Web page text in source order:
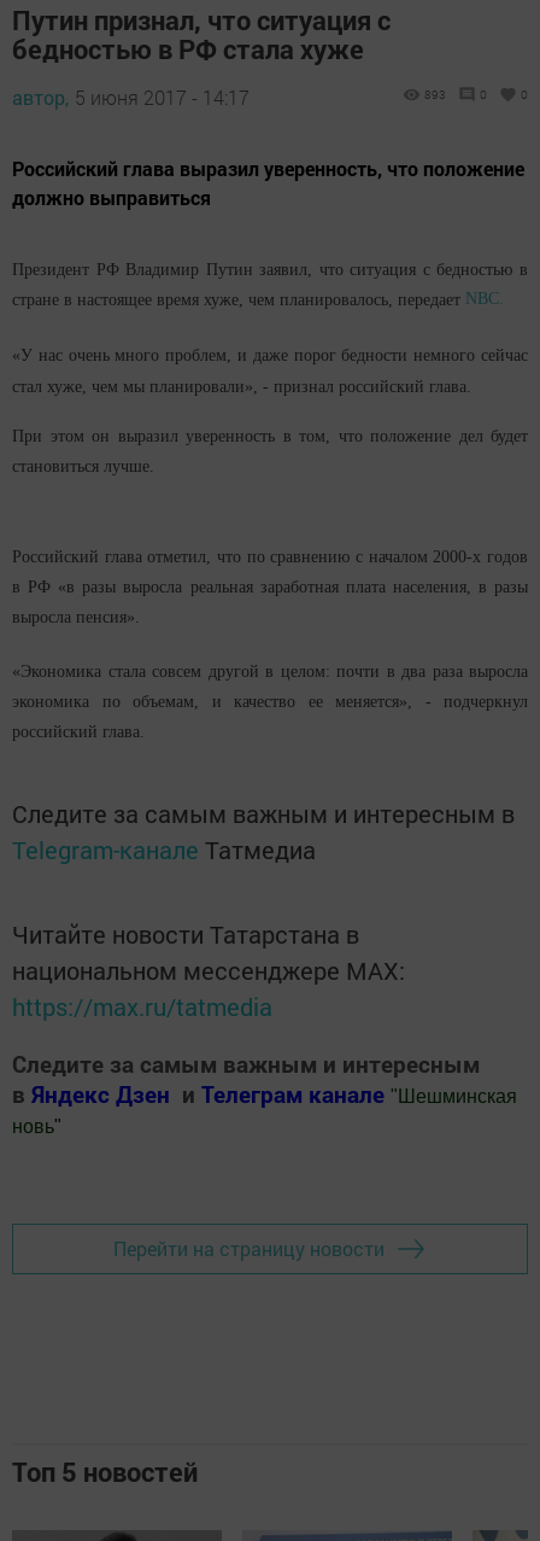
Путин признал, что ситуация с
бедностью в РФ стала хуже
автор, 5 июня 2017 - 14:17 893 0 0
Российский глава выразил уверенность, что положение
должно выправиться
Президент РФ Владимир Путин заявил, что ситуация с бедностью в
стране в настоящее время хуже, чем планировалось, передает NBC.
«У нас очень много проблем, и даже порог бедности немного сейчас
стал хуже, чем мы планировали», - признал российский глава.
При этом он выразил уверенность в том, что положение дел будет
становиться лучше.
Российский глава отметил, что по сравнению с началом 2000-х годов
в РФ «в разы выросла реальная заработная плата населения, в разы
выросла пенсия».
«Экономика стала совсем другой в целом: почти в два раза выросла
экономика по объемам, и качество ее меняется», - подчеркнул
российский глава.
Следите за самым важным и интересным в
Telegram-канале Татмедиа
Читайте новости Татарстана в
национальном мессенджере MАХ:
https://max.ru/tatmedia
Следите за самым важным и интересным
в Яндекс Дзен и Телеграм канале " Шешминская
новь"
Перейти на страницу новости
Топ 5 новостей